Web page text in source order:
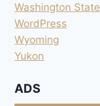
Washington State
WordPress
Wyoming
Yukon
ADS